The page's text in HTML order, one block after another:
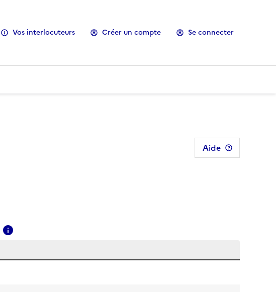
Vos interlocuteurs Créer un compte Se connecter
Aide